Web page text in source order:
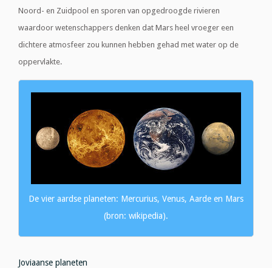
Noord- en Zuidpool en sporen van opgedroogde rivieren
waardoor wetenschappers denken dat Mars heel vroeger een
dichtere atmosfeer zou kunnen hebben gehad met water op de
oppervlakte.
De vier aardse planeten: Mercurius, Venus, Aarde en Mars
(bron: wikipedia).
Joviaanse planeten